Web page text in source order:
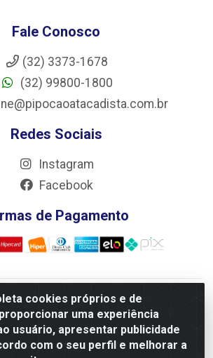
cookies próprios e de
uma experiência
usuário, apresentar publicidade
com o seu perfil e melhorar a
Fale Conosco
(32) 3373-1678
(32) 99800-1800
Redes Sociais
Instagram
Facebook
de Pagamento
e Logística LTDA - Rua Antônio do
70, Vila Nossa Senhora de Fatima - São
CEP 36305-334 - CNPJ 66.194.085/0001-
02